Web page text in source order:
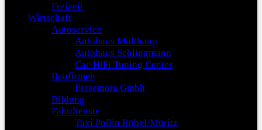
Freizeit
Wirtschaft
Autoservice
Autohaus Multhaup
Autohaus Schlingmann
Car-HiFi Tuning Center
Baufirmen
Fersemota Gmbh
Bildung
Fahrdienste
Taxi Pollin Röbel/Müritz